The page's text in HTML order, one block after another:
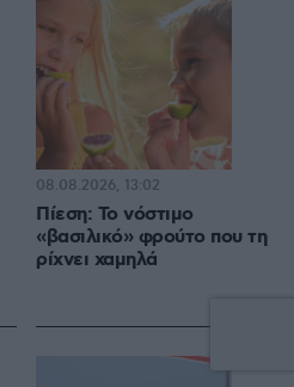
Πίεση: Το νόστιμο
«βασιλικό» φρούτο που τη
ρίχνει χαμηλά
08.08.2026, 13:02